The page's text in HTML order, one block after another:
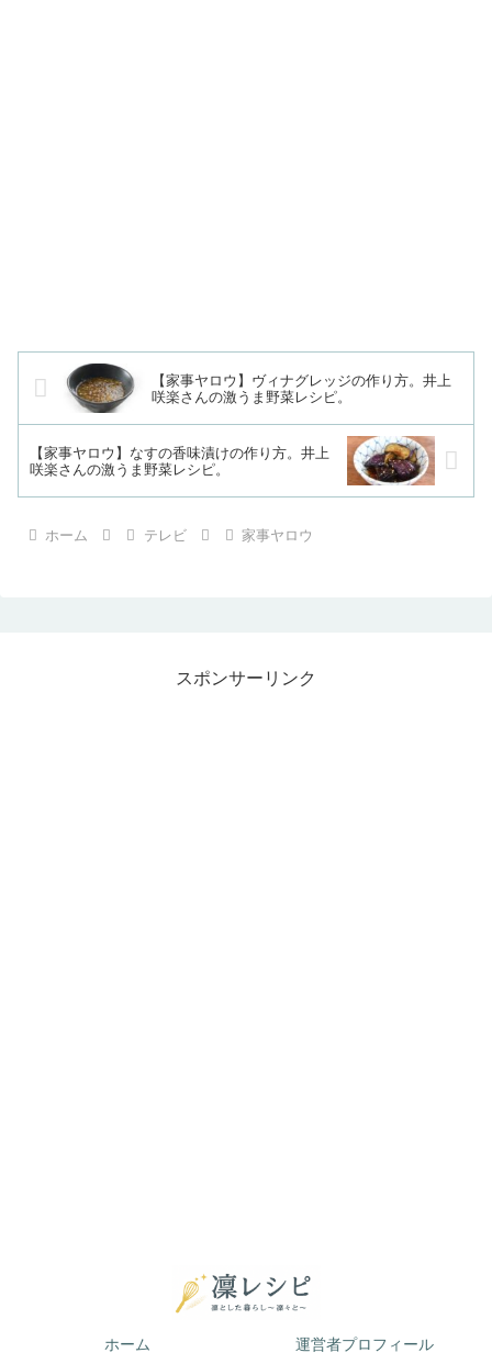
【家事ヤロウ】ヴィナグレッジの作り方。井上
咲楽さんの激うま野菜レシピ。
【家事ヤロウ】なすの香味漬けの作り方。井上
咲楽さんの激うま野菜レシピ。
ホーム テレビ 家事ヤロウ
スポンサーリンク
ホーム 運営者プロフィール